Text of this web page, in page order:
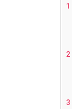
1
2
3